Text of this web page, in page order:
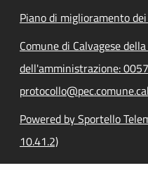
Piano di miglioramento
Comune di Calvagese
dell'amministrazione:
Powered by Sportello
10.41.2)